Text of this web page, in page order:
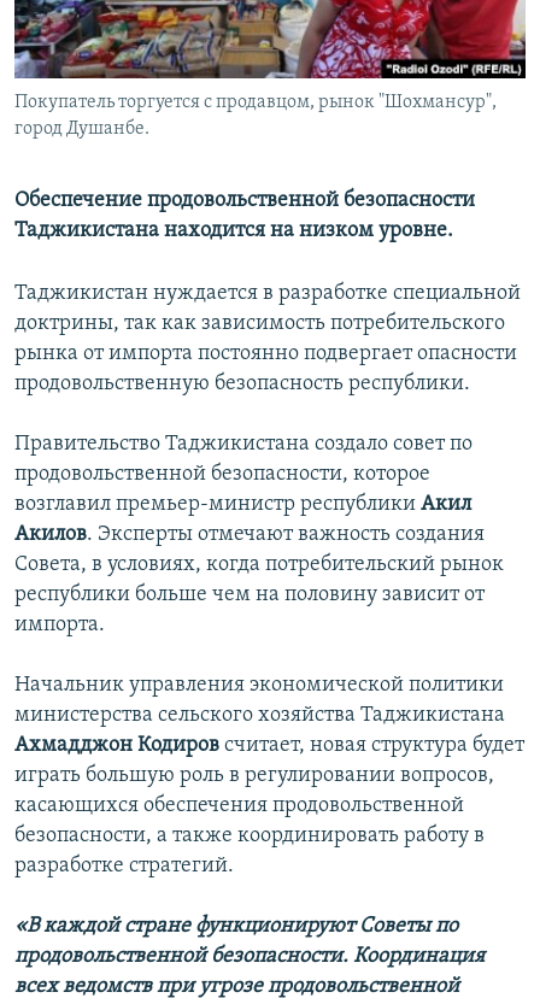
Покупатель торгуется с продавцом, рынок "Шохмансур",
город Душанбе.
Обеспечение продовольственной безопасности
Таджикистана находится на низком уровне.
Таджикистан нуждается в разработке специальной
доктрины, так как зависимость потребительского
рынка от импорта постоянно подвергает опасности
продовольственную безопасность республики.
Правительство Таджикистана создало совет по
продовольственной безопасности, которое
возглавил премьер-министр республики Акил
Акилов. Эксперты отмечают важность создания
Совета, в условиях, когда потребительский рынок
республики больше чем на половину зависит от
импорта.
Начальник управления экономической политики
министерства сельского хозяйства Таджикистана
Ахмадджон Кодиров считает, новая структура будет
играть большую роль в регулировании вопросов,
касающихся обеспечения продовольственной
безопасности, а также координировать работу в
разработке стратегий.
«В каждой стране функционируют Советы по
продовольственной безопасности. Координация
всех ведомств при угрозе продовольственной